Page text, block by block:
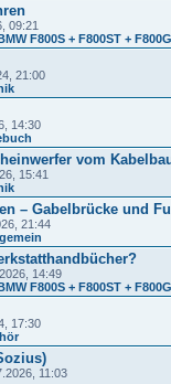
09:21
F800S + F800ST +
21:00
14:30
vom
15:41
– Gabelbrücke und
21:44
14:49
F800S + F800ST +
17:30
11:03